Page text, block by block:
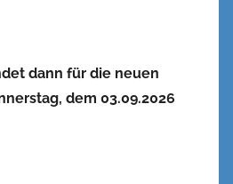
dann für die neuen
dem 03.09.2026